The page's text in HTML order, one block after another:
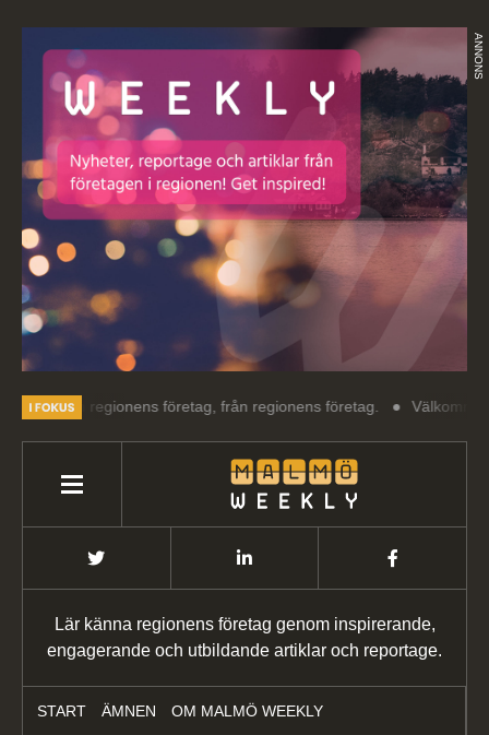
ANNONS
regionens företag, från regionens företag. Välkommen till
Lär känna regionens företag genom inspirerande,
engagerande och utbildande artiklar och reportage.
START ÄMNEN OM MALMÖ WEEKLY